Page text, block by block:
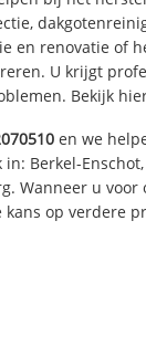
en renovatie of
U krijgt
Bekijk
en we
Berkel-
Wanneer u voor
op verdere